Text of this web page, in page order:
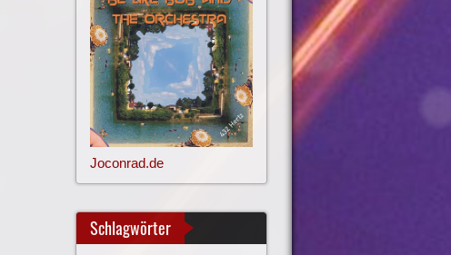
Joconrad.de
Schlagwörter